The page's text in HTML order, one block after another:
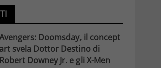
Doomsday, il concept
art svela Dottor Destino di
Robert Downey Jr. e gli X-Men